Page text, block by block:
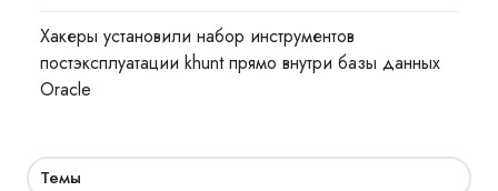
Хакеры установили набор инструментов
постэксплуатации khunt прямо внутри базы данных
Oracle
Темы